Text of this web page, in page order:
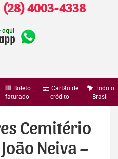
(28) 4003-4338
Boleto
faturado
Cartão de
crédito
Todo o
Brasil
Cemitério
Neiva –